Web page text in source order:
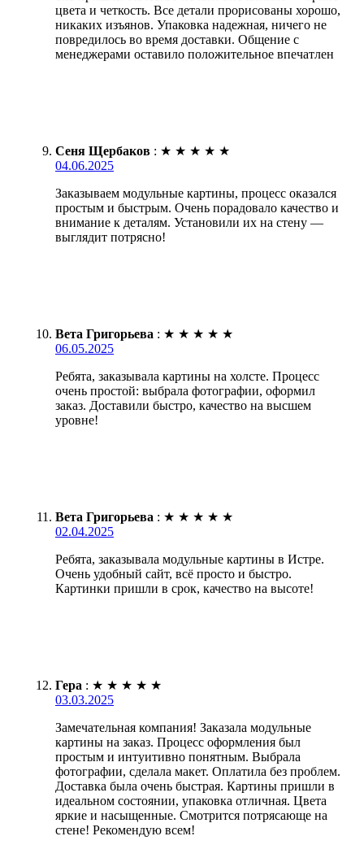
цвета и четкость. Все детали прорисованы хорошо,
никаких изъянов. Упаковка надежная, ничего не
повредилось во время доставки. Общение с
менеджерами оставило положительное впечатлен
Сеня Щербаков : ★ ★ ★ ★ ★
04.06.2025
Заказываем модульные картины, процесс оказался
простым и быстрым. Очень порадовало качество и
внимание к деталям. Установили их на стену —
выглядит потрясно!
Вета Григорьева : ★ ★ ★ ★ ★
06.05.2025
Ребята, заказывала картины на холсте. Процесс
очень простой: выбрала фотографии, оформил
заказ. Доставили быстро, качество на высшем
уровне!
Вета Григорьева : ★ ★ ★ ★ ★
02.04.2025
Ребята, заказывала модульные картины в Истре.
Очень удобный сайт, всё просто и быстро.
Картинки пришли в срок, качество на высоте!
Гера : ★ ★ ★ ★ ★
03.03.2025
Замечательная компания! Заказала модульные
картины на заказ. Процесс оформления был
простым и интуитивно понятным. Выбрала
фотографии, сделала макет. Оплатила без проблем.
Доставка была очень быстрая. Картины пришли в
идеальном состоянии, упаковка отличная. Цвета
яркие и насыщенные. Смотрится потрясающе на
стене! Рекомендую всем!